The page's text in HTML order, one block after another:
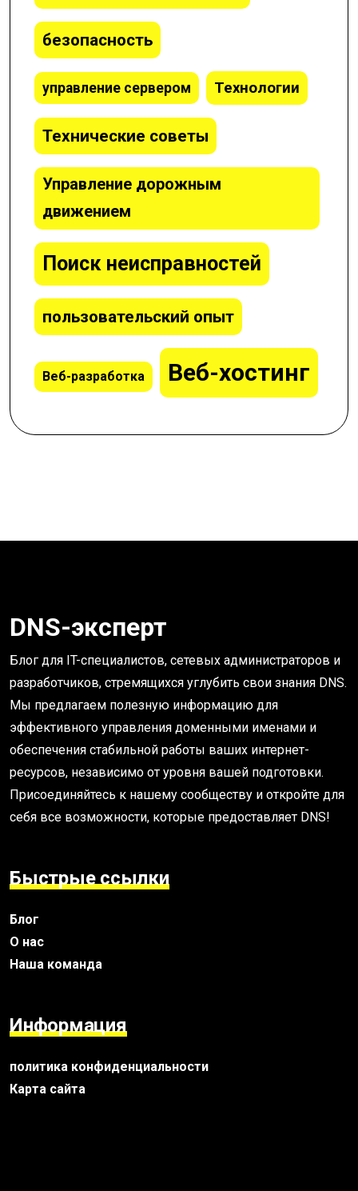
безопасность
управление сервером Технологии
Технические советы
Управление дорожным
движением
Поиск неисправностей
пользовательский опыт
Веб-разработка Веб-хостинг
DNS-эксперт
Блог для IT-специалистов, сетевых администраторов и
разработчиков, стремящихся углубить свои знания DNS.
Мы предлагаем полезную информацию для
эффективного управления доменными именами и
обеспечения стабильной работы ваших интернет-
ресурсов, независимо от уровня вашей подготовки.
Присоединяйтесь к нашему сообществу и откройте для
себя все возможности, которые предоставляет DNS!
Быстрые ссылки
Блог
О нас
Наша команда
Информация
политика конфиденциальности
Карта сайта